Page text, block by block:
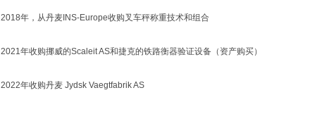
2018年，从丹麦INS-Europe收购叉车秤称重技术和组合
2021年收购挪威的Scaleit AS和捷克的铁路衡器验证设备（资产购买）
2022年收购丹麦 Jydsk Vaegtfabrik AS